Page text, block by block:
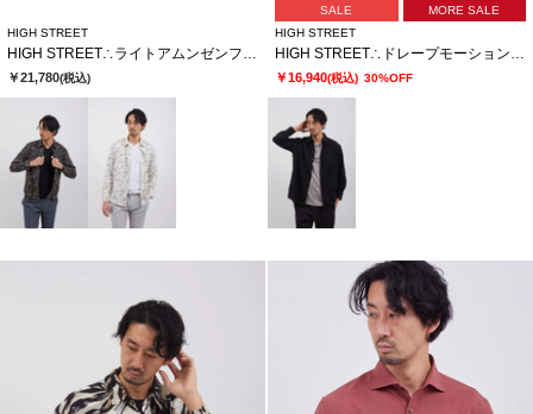
HIGH STREET
HIGH STREET∴ライトアムンゼンフロールプリントＳＨ
￥21,780(税込)
SALE
MORE SALE
HIGH STREET
HIGH STREET∴ドレープモーションオーバーシャツ
￥16,940(税込) 30%OFF